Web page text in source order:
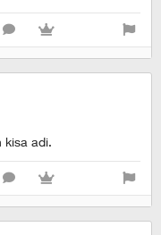
kisa adi.